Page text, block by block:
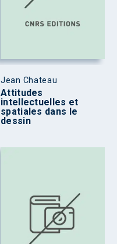
Jean Chateau
Attitudes
intellectuelles et
spatiales dans le
dessin